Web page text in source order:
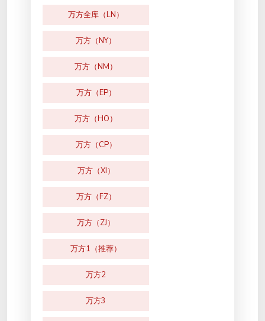
万方全库（LN）
万方（NY）
万方（NM）
万方（EP）
万方（HO）
万方（CP）
万方（XI）
万方（FZ）
万方（ZJ）
万方1（推荐）
万方2
万方3